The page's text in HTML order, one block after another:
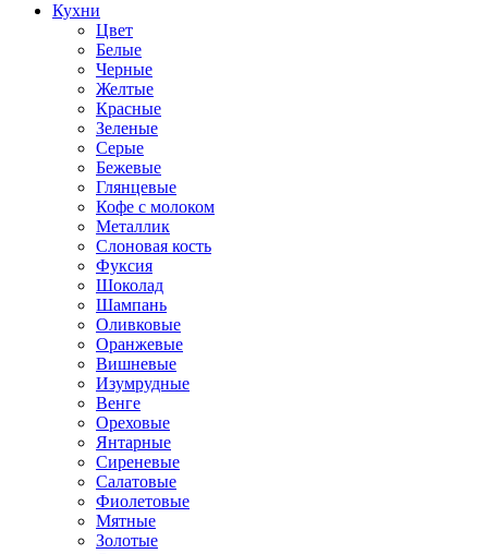
Кухни
Цвет
Белые
Черные
Желтые
Красные
Зеленые
Серые
Бежевые
Глянцевые
Кофе с молоком
Металлик
Слоновая кость
Фуксия
Шоколад
Шампань
Оливковые
Оранжевые
Вишневые
Изумрудные
Венге
Ореховые
Янтарные
Сиреневые
Салатовые
Фиолетовые
Мятные
Золотые